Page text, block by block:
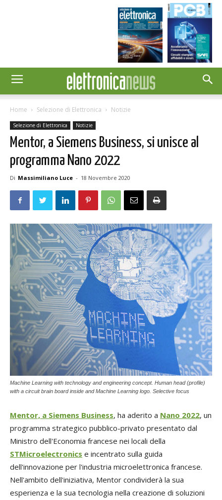
Home Selezione di Elettronica Notizie
Selezione di Elettronica Notizie
Mentor, a Siemens Business, si unisce al
programma Nano 2022
Di Massimiliano Luce - 18 Novembre 2020
Machine Learning with technology and engineering concept. Human head (profile)
with a circuit brain board inside and Machine Learning logo. Selective focus
Mentor, a Siemens Business, ha aderito a Nano 2022, un
programma strategico pubblico-privato presentato dal
Ministro dell'Economia francese nei locali della
STMicroelectronics e incentrato sulla guida
dell'innovazione per l'industria microelettronica francese.
Nell'ambito dell'iniziativa, Mentor condividerà la sua
esperienza e la sua tecnologia nella creazione di soluzioni